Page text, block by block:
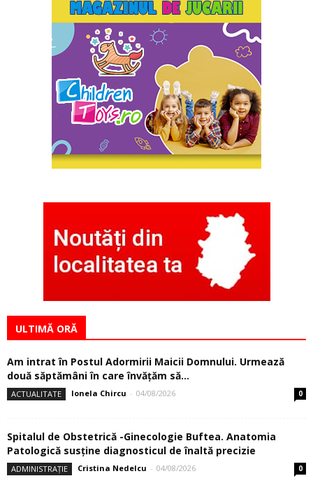
ULTIMĂ ORĂ
Am intrat în Postul Adormirii Maicii Domnului. Urmează
două săptămâni în care învăţăm să...
ACTUALITATE Ionela Chircu - 04/08/2026 0
Spitalul de Obstetrică -Ginecologie Buftea. Anatomia
Patologică susţine diagnosticul de înaltă precizie
ADMINISTRAȚIE Cristina Nedelcu - 04/08/2026 0